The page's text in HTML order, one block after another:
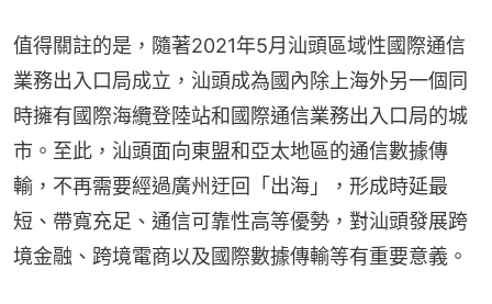
值得關註的是，隨著2021年5月汕頭區域性國際通信
業務出入口局成立，汕頭成為國內除上海外另一個同
時擁有國際海纜登陸站和國際通信業務出入口局的城
市。至此，汕頭面向東盟和亞太地區的通信數據傳
輸，不再需要經過廣州迂回「出海」，形成時延最
短、帶寬充足、通信可靠性高等優勢，對汕頭發展跨
境金融、跨境電商以及國際數據傳輸等有重要意義。